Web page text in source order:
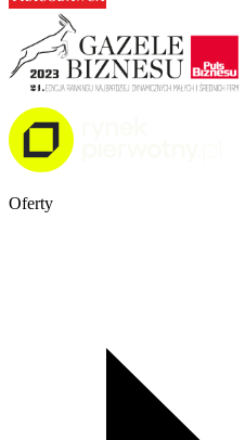
Oferty